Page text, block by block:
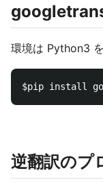
環境は Python3
逆翻訳のプ